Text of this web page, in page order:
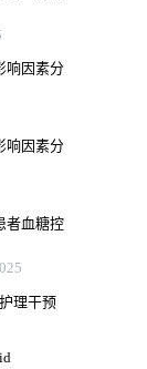
响因素分
响因素分
者血糖控
理干预